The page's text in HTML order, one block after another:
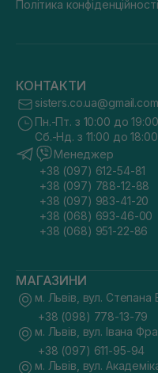
Політика конфіденційності
КОНТАКТИ
sisters.co.ua@gmail.com
Пн.-Пт. з 10:00 до 19:00
Сб.-Нд. з 11:00 до 18:00
Менеджер
+38 (097) 612-54-81
+38 (097) 788-12-88
+38 (097) 983-41-20
+38 (068) 693-46-00
+38 (068) 951-22-86
МАГАЗИНИ
м. Львів, вул.
+38 (098) 778-13-79
м. Львів, вул. Івана
+38 (097) 611-95-94
м. Львів, вул.